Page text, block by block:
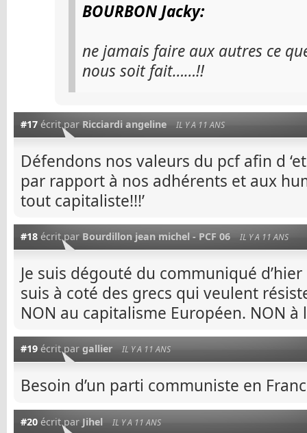
BOURBON Jacky:
ne jamais faire aux autres ce
nous soit fait……!!
#17 écrit par Ricciardi angeline IL Y A 11 ANS
Défendons nos valeurs du pcf afin d
par rapport à nos adhérents et aux
tout capitaliste!!!’
#18 écrit par Bourdillon jean michel - PCF 06 IL Y A 11 ANS
Je suis dégouté du communiqué
suis à coté des grecs qui veulent
NON au capitalisme Européen. NON
#19 écrit par gallier IL Y A 11 ANS
Besoin d’un parti communiste en
#20 écrit par Jihel IL Y A 11 ANS